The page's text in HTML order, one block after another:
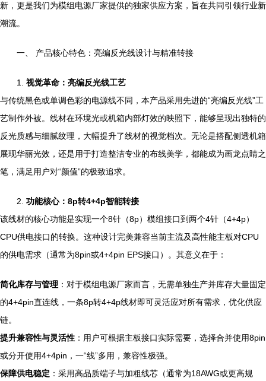
新，更是我们为模组电源厂家提供的独家供应方案，旨在共同引领行业新
潮流。
一、 产品核心特色：亮编反光线设计与精准转接
1. 视觉革命：亮编反光线工艺
与传统黑色或单调色彩的电源线不同，本产品采用先进的“亮编反光线”工
艺制作外被。线材在环境光或机箱内部灯效的映照下，能够呈现出独特的
反光质感与细腻纹理，大幅提升了线材的视觉档次。无论是搭配侧透机箱
展现华丽光效，还是用于打造整洁专业的布线美学，都能成为画龙点睛之
笔，满足用户对“颜值”的极致追求。
2. 功能核心：8p转4+4p智能转接
该线材的核心功能是实现一个8针（8p）模组接口到两个4针（4+4p）
CPU供电接口的转换。这种设计完美兼容当前主流及高性能主板对CPU
的供电需求（通常为8pin或4+4pin EPS接口）。其意义在于：
简化库存与管理 ：对于模组电源厂家而言，无需单独生产并库存大量固定
的4+4pin直连线，一条8p转4+4p线材即可灵活应对所有需求，优化供应
链。
提升兼容性与灵活性 ：用户可根据主板接口实际需要，选择合并使用8pin
或分开使用4+4pin，一“线”多用，兼容性极强。
保障供电稳定 ：采用高品质端子与加粗线芯（通常为18AWG或更高规